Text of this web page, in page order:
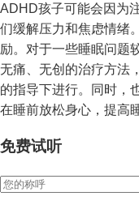
ADHD孩子可能会因为
们缓解压力和焦虑情绪
励。对于一些睡眠问题
无痛、无创的治疗方法
的指导下进行。同时，
在睡前放松身心，提高
免费试听